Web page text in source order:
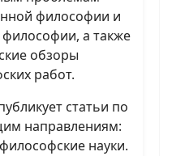
философии и
а также
обзоры
работ.
статьи по
направлениям:
науки.